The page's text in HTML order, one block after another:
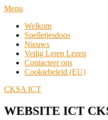
Skip
content
Navigation
Menu
Welkom
Spelletjesdoos
Nieuws
Veilig Leren Lezen
Contacteer ons
Cookiebeleid (EU)
CKSA ICT
WEBSITE ICT